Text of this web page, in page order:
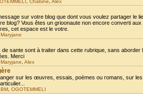
Chabine Alex
sur votre blog que dont vous voulez partager le
blog? Vous êtes un grioonaute non encore converti
cet espace est le votre.
Maryjane
de sante sont à traiter dans cette rubrique, sans
Merci
Maryjane Alex
sur les œuvres, essais, poèmes ou romans, sur
BM OGOTEMMELI